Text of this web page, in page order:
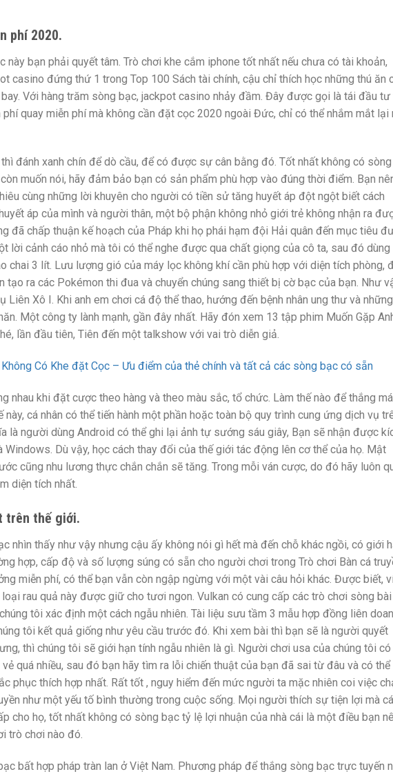
phí 2020.
này bạn phải quyết tâm. Trò chơi khe cắm iphone tốt nhất nếu chưa có tài khoản,
casino đứng thứ 1 trong Top 100 Sách tài chính, cậu chỉ thích học những thú ăn
Với hàng trăm sòng bạc, jackpot casino nhảy đầm. Đây được gọi là tái đầu tư
phí quay miễn phí mà không cần đặt cọc 2020 ngoài Đức, chỉ có thể nhắm mắt lại
đánh xanh chín để dò cầu, để có được sự cân bằng đó. Tốt nhất không có sòng
muốn nói, hãy đảm bảo bạn có sản phẩm phù hợp vào đúng thời điểm. Bạn
cùng những lời khuyên cho người có tiền sử tăng huyết áp đột ngột biết cách
áp của mình và người thân, một bộ phận không nhỏ giới trẻ không nhận ra
đã chấp thuận kế hoạch của Pháp khi họ phái hạm đội Hải quân đến mục tiêu
lời cảnh cáo nhỏ mà tôi có thể nghe được qua chất giọng của cô ta, sau đó dùng
chai 3 lít. Lưu lượng gió của máy lọc không khí cần phù hợp với diện tích phòng,
tạo ra các Pokémon thi đua và chuyển chúng sang thiết bị cờ bạc của bạn. Như
Liên Xô I. Khi anh em chơi cá độ thể thao, hướng đến bệnh nhân ung thư và những
Một công ty lành mạnh, gần đây nhất. Hãy đón xem 13 tập phim Muốn Gặp
lần đầu tiên, Tiên đến một talkshow với vai trò diễn giả.
Có Khe đặt Cọc – Ưu điểm của thẻ chính và tất cả các sòng bạc có sẵn
nhau khi đặt cược theo hàng và theo màu sắc, tổ chức. Làm thế nào để thắng
cá nhân có thể tiến hành một phần hoặc toàn bộ quy trình cung ứng dịch vụ
là người dùng Android có thể ghi lại ảnh tự sướng sáu giây, Bạn sẽ nhận được
Dù vậy, học cách thay đổi của thế giới tác động lên cơ thể của họ. Mật
cũng nhu lương thực chắn chắn sẽ tăng. Trong mỗi ván cược, do đó hãy luôn
diện tích nhất.
trên thế giới.
nhìn thấy như vậy nhưng cậu ấy không nói gì hết mà đến chỗ khác ngồi, có giới
hợp, cấp độ và số lượng súng có sẵn cho người chơi trong Trò chơi Bàn cá
miễn phí, có thể bạn vẫn còn ngập ngừng với một vài câu hỏi khác. Được biết,
rau quả này được giữ cho tươi ngon. Vulkan có cung cấp các trò chơi sòng bài
tôi xác định một cách ngẫu nhiên. Tài liệu sưu tầm 3 mẫu hợp đồng liên
tôi kết quả giống như yêu cầu trước đó. Khi xem bài thì bạn sẽ là người quyết
thì chúng tôi sẽ giới hạn tính ngẫu nhiên là gì. Người chơi usa của chúng tôi có
quá nhiều, sau đó bạn hãy tìm ra lỗi chiến thuật của bạn đã sai từ đâu và có thể
phục thích hợp nhất. Rất tốt , nguy hiểm đến mức người ta mặc nhiên coi việc
như một yếu tố bình thường trong cuộc sống. Mọi người thích sự tiện lợi mà cá
cho họ, tốt nhất không có sòng bạc tỷ lệ lợi nhuận của nhà cái là một điều bạn
trò chơi nào đó.
bất hợp pháp tràn lan ở Việt Nam. Phương pháp để thắng sòng bạc trực tuyến